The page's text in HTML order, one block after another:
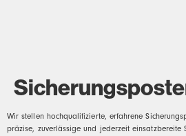
Wir stellen hochqualifizierte, erfahrene
präzise, zuverlässige und jederzeit einsatzbereite